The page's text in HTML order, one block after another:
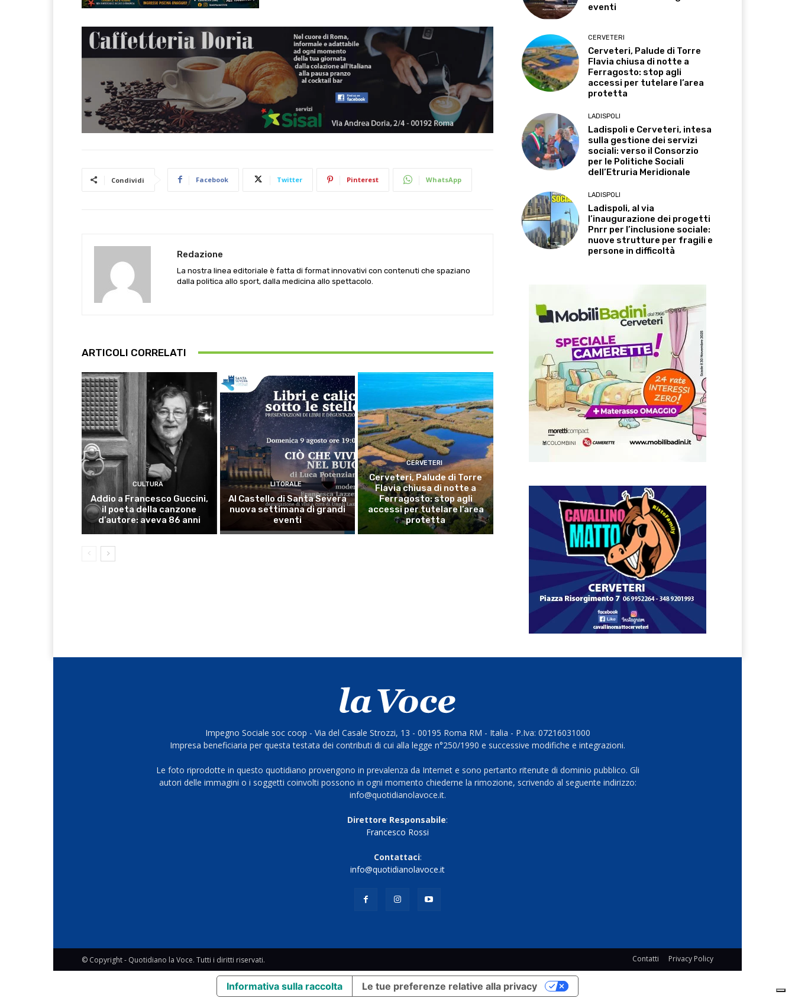
Condividi Facebook Twitter Pinterest WhatsApp
Redazione
La nostra linea editoriale è fatta di format innovativi con contenuti che spaziano
dalla politica allo sport, dalla medicina allo spettacolo.
ARTICOLI CORRELATI
CULTURA
Addio a Francesco Guccini,
il poeta della canzone
d’autore: aveva 86 anni
LITORALE
Al Castello di Santa Severa
nuova settimana di grandi
eventi
CERVETERI
Cerveteri, Palude di Torre
Flavia chiusa di notte a
Ferragosto: stop agli
accessi per tutelare l’area
protetta
eventi
CERVETERI
Cerveteri, Palude di Torre
Flavia chiusa di notte a
Ferragosto: stop agli
accessi per tutelare l’area
protetta
LADISPOLI
Ladispoli e Cerveteri, intesa
sulla gestione dei servizi
sociali: verso il Consorzio
per le Politiche Sociali
dell’Etruria Meridionale
LADISPOLI
Ladispoli, al via
l’inaugurazione dei progetti
Pnrr per l’inclusione sociale:
nuove strutture per fragili e
persone in difficoltà
Impegno Sociale soc coop - Via del Casale Strozzi, 13 - 00195 Roma RM - Italia - P.Iva: 07216031000
Impresa beneficiaria per questa testata dei contributi di cui alla legge n°250/1990 e successive modifiche e integrazioni.
Le foto riprodotte in questo quotidiano provengono in prevalenza da Internet e sono pertanto ritenute di dominio pubblico. Gli
autori delle immagini o i soggetti coinvolti possono in ogni momento chiederne la rimozione, scrivendo al seguente indirizzo:
info@quotidianolavoce.it.
Direttore Responsabile:
Francesco Rossi
Contattaci:
info@quotidianolavoce.it
© Copyright - Quotidiano la Voce. Tutti i diritti riservati. Contatti Privacy Policy
Informativa sulla raccolta Le tue preferenze relative alla privacy